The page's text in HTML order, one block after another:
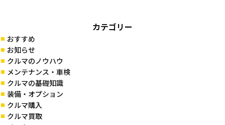
カテゴリー
おすすめ
お知らせ
クルマのノウハウ
メンテナンス・車検
クルマの基礎知識
装備・オプション
クルマ購入
クルマ買取